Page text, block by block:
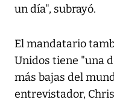
un día", subrayó.
El mandatario
Unidos tiene "una
más bajas del
entrevistador,